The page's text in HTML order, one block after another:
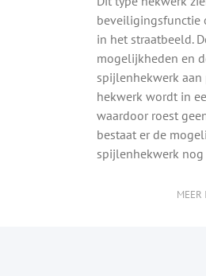
beveiligingsfunctie
in het straatbeeld.
mogelijkheden en
spijlenhekwerk
hekwerk wordt in
waardoor roest
bestaat er de
spijlenhekwerk
MEER